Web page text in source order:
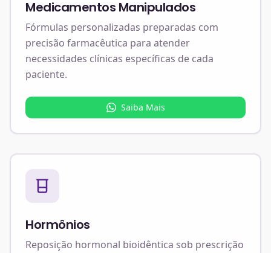
Medicamentos Manipulados
Fórmulas personalizadas preparadas com
precisão farmacêutica para atender
necessidades clínicas específicas de cada
paciente.
Saiba Mais
Hormônios
Reposição hormonal bioidêntica sob prescrição